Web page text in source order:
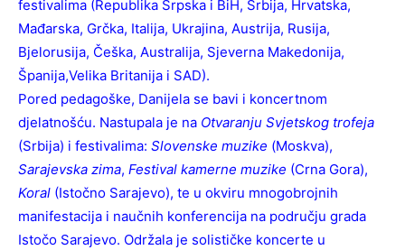
festivalima (Republika Srpska i BiH, Srbija, Hrvatska,
Mađarska, Grčka, Italija, Ukrajina, Austrija, Rusija,
Bjelorusija, Češka, Australija, Sjeverna Makedonija,
Španija,Velika Britanija i SAD).
Pored pedagoške, Danijela se bavi i koncertnom
djelatnošću. Nastupala je na Otvaranju Svjetskog trofeja
(Srbija) i festivalima: Slovenske muzike (Моskva),
Sarajevska zima, Festival kamerne muzike (Crna Gora),
Koral (Istočno Sarajevo), te u okviru mnogobrojnih
manifestacija i naučnih konferencija na području grada
Istočo Sarajevo. Održala je solističke koncerte u